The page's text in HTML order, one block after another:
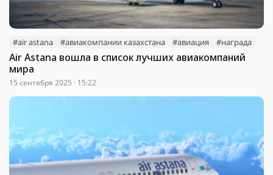
#air astana #авиакомпании казахстана #авиация #награда
Air Astana вошла в список лучших авиакомпаний
мира
15 сентября 2025 · 15:22